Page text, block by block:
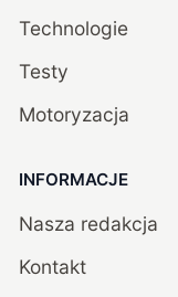
Technologie
Testy
Motoryzacja
INFORMACJE
Nasza redakcja
Kontakt